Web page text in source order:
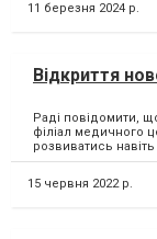
11 березня 2024 р.
Відкриття
Раді повідомити,
філіал медичного
розвиватись навіть
15 червня 2022 р.